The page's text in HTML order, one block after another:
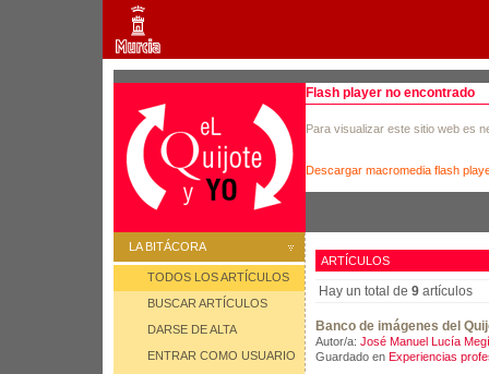
Flash player no encontrado
Para visualizar este sitio web es
Descargar macromedia flash
LA BITÁCORA
TODOS LOS ARTÍCULOS
BUSCAR ARTÍCULOS
DARSE DE ALTA
ENTRAR COMO USUARIO
ARTÍCULOS
Hay un total de 9 artículos
Banco de imágenes del
Autor/a: José Manuel Lucía
Guardado en Experiencias